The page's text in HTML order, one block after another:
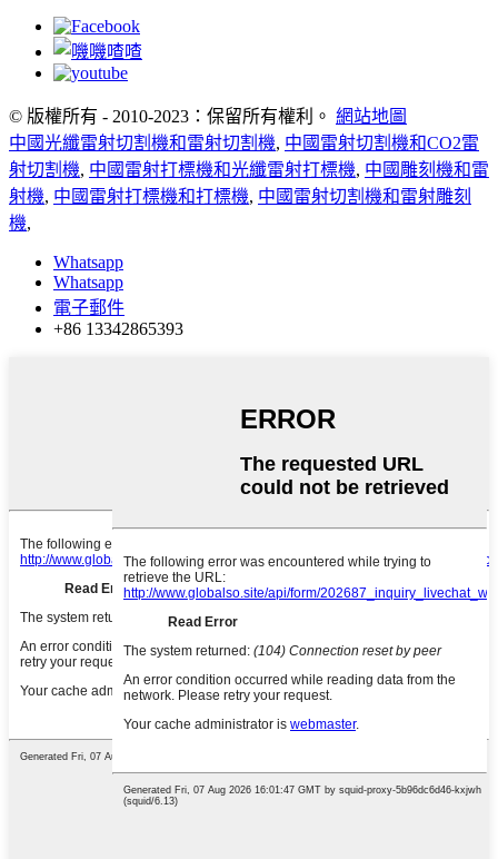
© 版權所有 - 2010-2023：保留所有權利。 網站地圖
中國光纖雷射切割機和雷射切割機, 中國雷射切割機和CO2雷
射切割機, 中國雷射打標機和光纖雷射打標機, 中國雕刻機和雷
射機, 中國雷射打標機和打標機, 中國雷射切割機和雷射雕刻
機,
Whatsapp
Whatsapp
電子郵件
+86 13342865393